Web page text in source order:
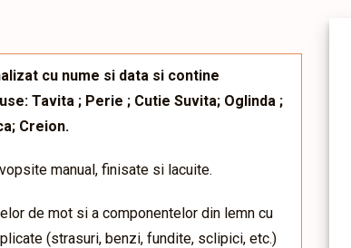
cu nume si data si contine
Tavita ; Perie ; Cutie Suvita; Oglinda ;
Creion.
manual, finisate si lacuite.
de mot si a componentelor din lemn cu
(strasuri, benzi, fundite, sclipici, etc.)